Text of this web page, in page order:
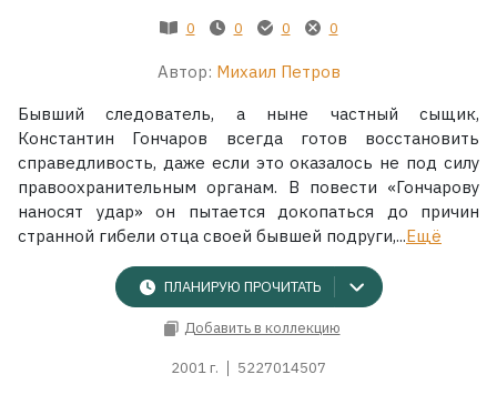
Экранизации 0 0 0 0
Автор: Михаил Петров
Бывший следователь, а ныне частный сыщик,
Константин Гончаров всегда готов восстановить
справедливость, даже если это оказалось не под силу
правоохранительным органам. В повести «Гончарову
наносят удар» он пытается докопаться до причин
странной гибели отца своей бывшей подруги,...Ещё
ПЛАНИРУЮ ПРОЧИТАТЬ
Добавить в коллекцию
2001 г. 5227014507